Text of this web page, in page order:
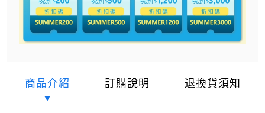
商品介紹 訂購說明 退換貨須知